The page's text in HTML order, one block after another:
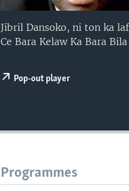
Jibril Dansoko, ni ton ka
Ce Bara Kelaw Ka Bara Bila
Pop-out player
Programmes